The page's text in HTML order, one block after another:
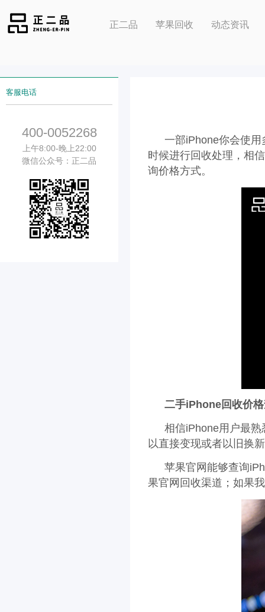
正二品 苹果回收 动态资讯
客服电话
400-0052268
上午8:00-晚上22:00
微信公众号：正二品
一部iPhone你会使
时候进行回收处理，相
询价格方式。
二手iPhone回收价
相信iPhone用户最
以直接变现或者以旧换
苹果官网能够查询
果官网回收渠道；如果